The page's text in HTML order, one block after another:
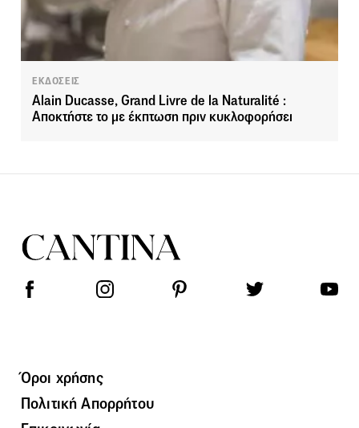
ΕΚΔΟΣΕΙΣ
Alain Ducasse, Grand Livre de la Naturalité :
Αποκτήστε το με έκπτωση πριν κυκλοφορήσει
Όροι χρήσης
Πολιτική Απορρήτου